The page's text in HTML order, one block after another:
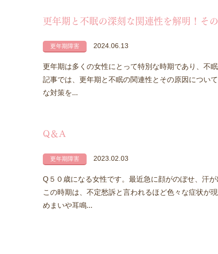
更年期と不眠の深刻な関連性を解明！そ
更年期障害 2024.06.13
更年期は多くの女性にとって特別な時期であり、不
記事では、更年期と不眠の関連性とその原因につい
な対策を...
Q＆A
更年期障害 2023.02.03
Q５０歳になる女性です。最近急に顔がのぼせ、汗
この時期は、不定愁訴と言われるほど色々な症状
めまいや耳鳴...